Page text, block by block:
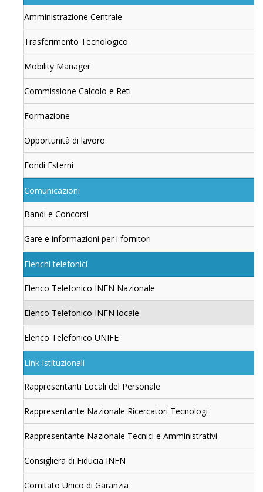
Amministrazione Centrale
Trasferimento Tecnologico
Mobility Manager
Commissione Calcolo e Reti
Formazione
Opportunità di lavoro
Fondi Esterni
Comunicazioni
Bandi e Concorsi
Gare e informazioni per i fornitori
Elenchi telefonici
Elenco Telefonico INFN Nazionale
Elenco Telefonico INFN locale
Elenco Telefonico UNIFE
Link Istituzionali
Rappresentanti Locali del Personale
Rappresentante Nazionale Ricercatori Tecnologi
Rappresentante Nazionale Tecnici e Amministrativi
Consigliera di Fiducia INFN
Comitato Unico di Garanzia